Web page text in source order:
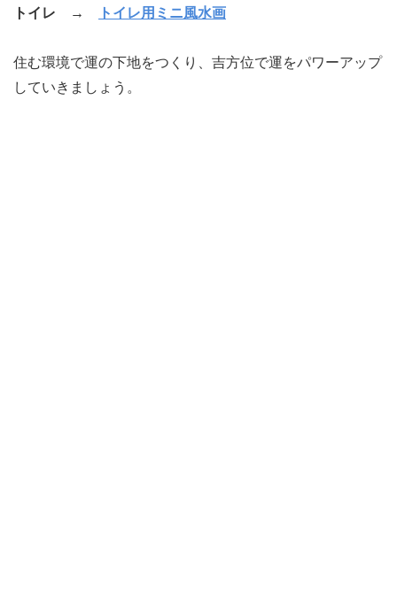
トイレ → トイレ用ミニ風水画
住む環境で運の下地をつくり、吉方位で運をパワーアップ
していきましょう。